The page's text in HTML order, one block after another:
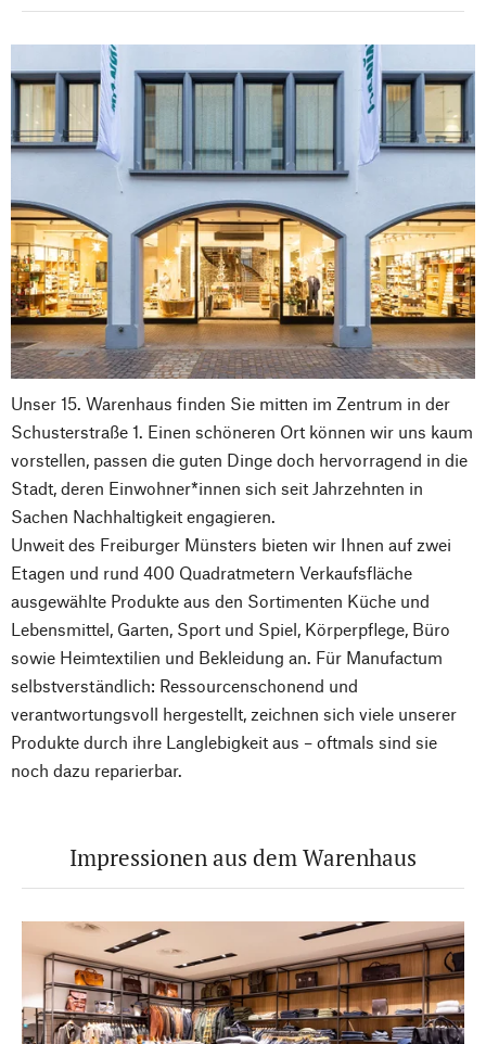
Unser 15. Warenhaus finden Sie mitten im Zentrum in der
Schusterstraße 1. Einen schöneren Ort können wir uns kaum
vorstellen, passen die guten Dinge doch hervorragend in die
Stadt, deren Einwohner*innen sich seit Jahrzehnten in
Sachen Nachhaltigkeit engagieren.
Unweit des Freiburger Münsters bieten wir Ihnen auf zwei
Etagen und rund 400 Quadratmetern Verkaufsfläche
ausgewählte Produkte aus den Sortimenten Küche und
Lebensmittel, Garten, Sport und Spiel, Körperpflege, Büro
sowie Heimtextilien und Bekleidung an. Für Manufactum
selbstverständlich: Ressourcenschonend und
verantwortungsvoll hergestellt, zeichnen sich viele unserer
Produkte durch ihre Langlebigkeit aus – oftmals sind sie
noch dazu reparierbar.
Impressionen aus dem Warenhaus